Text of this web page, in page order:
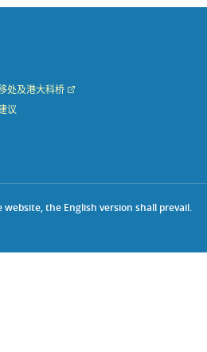
处及港大科桥
议
the English version shall prevail.